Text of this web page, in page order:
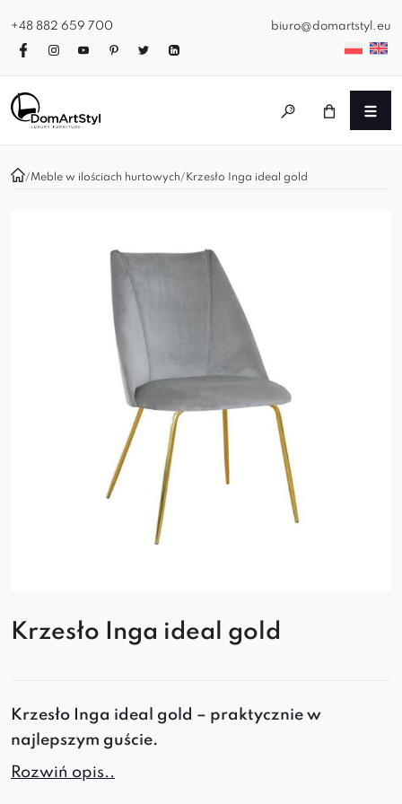
+48 882 659 700 biuro@domartstyl.eu
/Meble w ilościach hurtowych/ Krzesło Inga ideal gold
Krzesło Inga ideal gold
Krzesło Inga ideal gold – praktycznie w
najlepszym guście.
Rozwiń opis..